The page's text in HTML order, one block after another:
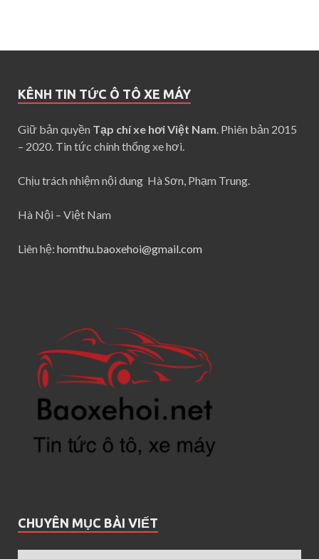
KÊNH TIN TỨC Ô TÔ XE MÁY
Giữ bản quyền Tạp chí xe hơi Việt Nam. Phiên bản 2015
– 2020. Tin tức chính thống xe hơi.
Chịu trách nhiệm nội dung Hà Sơn, Phạm Trung.
Hà Nội – Việt Nam
Liên hệ: homthu.baoxehoi@gmail.com
CHUYÊN MỤC BÀI VIẾT